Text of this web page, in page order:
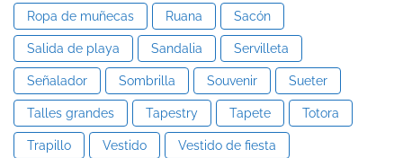
Ropa de muñecas Ruana Sacón
Salida de playa Sandalia Servilleta
Señalador Sombrilla Souvenir Sueter
Talles grandes Tapestry Tapete Totora
Trapillo Vestido Vestido de fiesta